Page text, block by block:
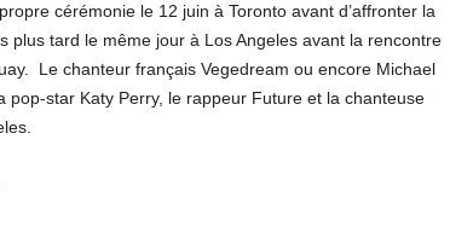
cérémonie le 12 juin à Toronto avant d’affronter la
plus tard le même jour à Los Angeles avant la rencontre
Le chanteur français Vegedream ou encore Michael
pop-star Katy Perry, le rappeur Future et la chanteuse